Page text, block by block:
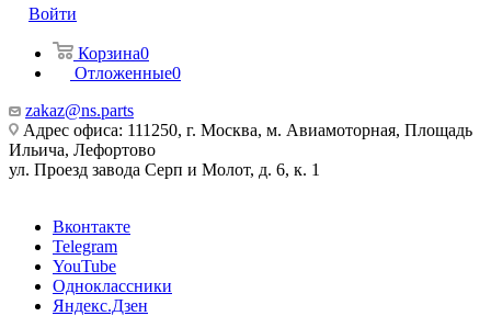
Войти
Корзина0
Отложенные0
zakaz@ns.parts
Адрес офиса: 111250, г. Москва, м. Авиамоторная, Площадь
Ильича, Лефортово
ул. Проезд завода Серп и Молот, д. 6, к. 1
Вконтакте
Telegram
YouTube
Одноклассники
Яндекс.Дзен